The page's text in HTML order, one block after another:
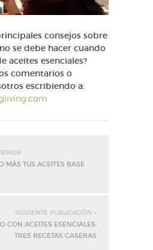
consejos sobre
se debe hacer cuando
aceites esenciales?
comentarios o
escribiendo a:
MÁS TUS ACEITES BASE
SIGUIENTE PUBLICACIÓN »
CON ACEITES ESENCIALES:
TRES RECETAS CASERAS